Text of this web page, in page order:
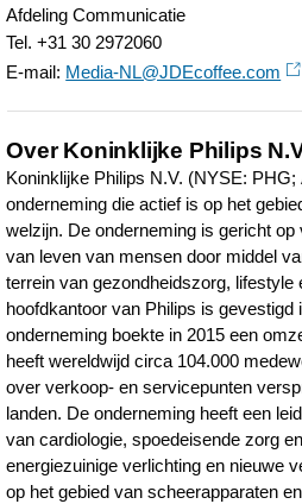
Afdeling Communicatie
Tel. +31 30 2972060
E-mail: Media-NL@JDEcoffee.com
Over Koninklijke Philips
Koninklijke Philips N.V. (NYSE:
onderneming die actief is op het
welzijn. De onderneming is gericht
van leven van mensen door middel
terrein van gezondheidszorg, lifestyle
hoofdkantoor van Philips is gevestigd
onderneming boekte in 2015 een
heeft wereldwijd circa 104.000
over verkoop- en servicepunten
landen. De onderneming heeft een
van cardiologie, spoedeisende zorg
energiezuinige verlichting en nieuwe
op het gebied van scheerapparaten